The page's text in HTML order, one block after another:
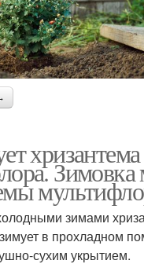
хризантема
Зимовка
зимами
в прохладном
сухим укрытием.